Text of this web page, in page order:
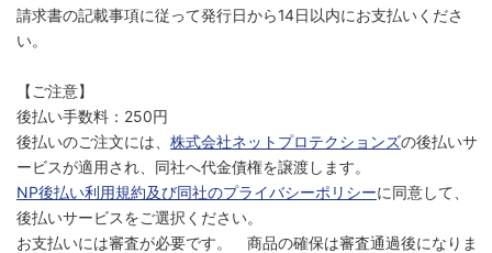
請求書の記載事項に従って発行日から14日以内にお支払いくださ
い。
【ご注意】
後払い手数料：250円
後払いのご注文には、 株式会社ネットプロテクションズの後払いサ
ービスが適用され、同社へ代金債権を譲渡します。
NP後払い利用規約及び同社のプライバシーポリシーに同意して、
後払いサービスをご選択ください。
お支払いには審査が必要です。 商品の確保は審査通過後になりま